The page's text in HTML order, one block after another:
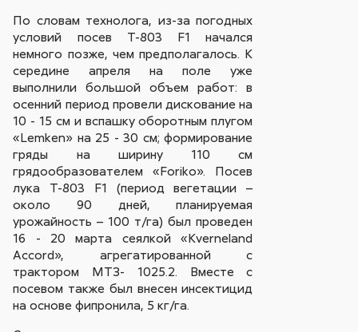
По словам технолога, из-за погодных
условий посев Т-803 F1 начался
немного позже, чем предполагалось. К
середине апреля на поле уже
выполнили большой объем работ: в
осенний период провели дискование на
10 - 15 см и вспашку оборотным плугом
«Lemken» на 25 - 30 см; формирование
гряды на ширину 110 см
грядообразователем «Foriko». Посев
лука Т-803 F1 (период вегетации –
около 90 дней, планируемая
урожайность – 100 т/га) был проведен
16 - 20 марта сеялкой «Kverneland
Accord», агрегатированной c
трактором МТЗ- 1025.2. Вместе с
посевом также был внесен инсектицид
на основе фипронила, 5 кг/га.